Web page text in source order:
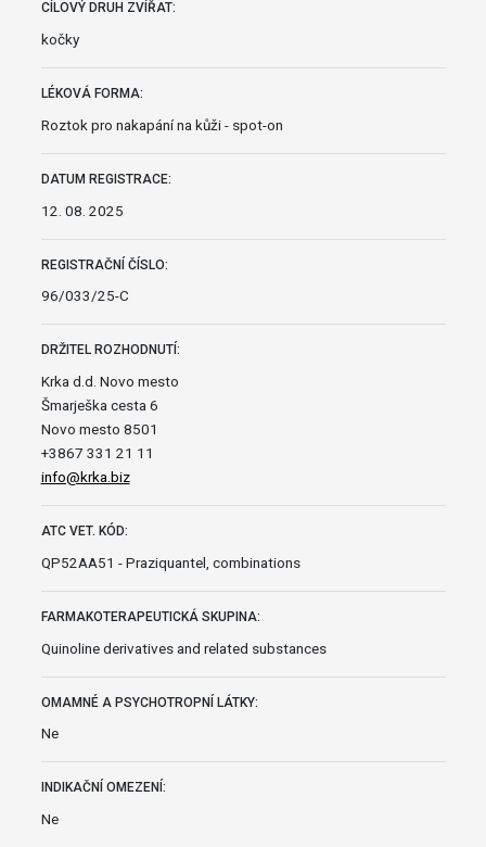
CÍLOVÝ DRUH ZVÍŘAT:
kočky
LÉKOVÁ FORMA:
Roztok pro nakapání na kůži - spot-on
DATUM REGISTRACE:
12. 08. 2025
REGISTRAČNÍ ČÍSLO:
96/033/25-C
DRŽITEL ROZHODNUTÍ:
Krka d.d. Novo mesto
Šmarješka cesta 6
Novo mesto 8501
+3867 331 21 11
info@krka.biz
ATC VET. KÓD:
QP52AA51 - Praziquantel, combinations
FARMAKOTERAPEUTICKÁ SKUPINA:
Quinoline derivatives and related substances
OMAMNÉ A PSYCHOTROPNÍ LÁTKY:
Ne
INDIKAČNÍ OMEZENÍ:
Ne